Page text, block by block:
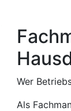
Wer
Als